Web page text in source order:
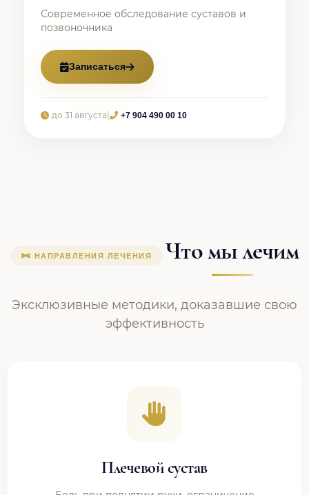
Современное обследование суставов и
позвоночника
Записаться
до 31 августа +7 904 490 00 10
НАПРАВЛЕНИЯ ЛЕЧЕНИЯ Что мы лечим
Эксклюзивные методики, доказавшие свою
эффективность
Плечевой сустав